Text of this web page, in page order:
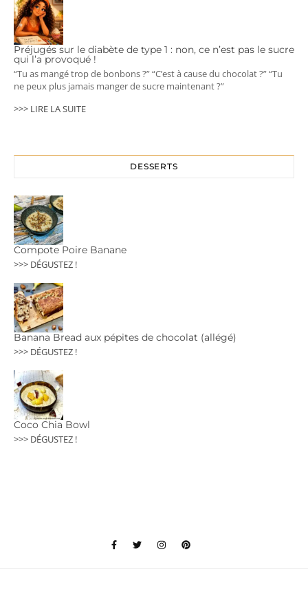
Préjugés sur le diabète de type 1 : non, ce n’est pas le sucre
qui l’a provoqué !
“Tu as mangé trop de bonbons ?” “C’est à cause du chocolat ?” “Tu
ne peux plus jamais manger de sucre maintenant ?”
>>> LIRE LA SUITE
DESSERTS
Compote Poire Banane
>>> DÉGUSTEZ !
Banana Bread aux pépites de chocolat (allégé)
>>> DÉGUSTEZ !
Coco Chia Bowl
>>> DÉGUSTEZ !